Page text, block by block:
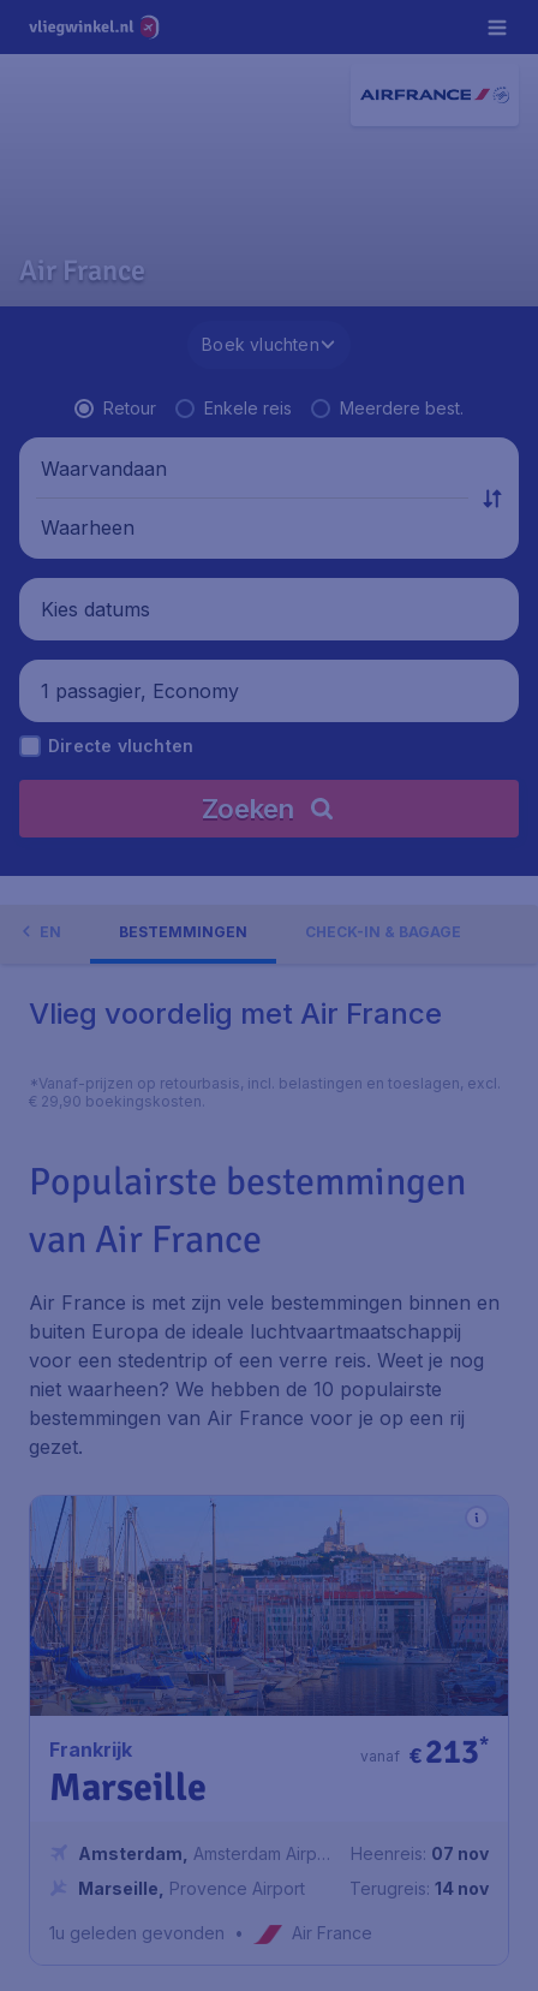
Air France
Boek vluchten
Retour Enkele reis Meerdere best.
Waarvandaan
Waarheen
Kies datums
1 passagier, Economy
Directe vluchten
Zoeken
BESTEMMINGEN CHECK-IN & BAGAGE
Vlieg voordelig met Air France
*Vanaf-prijzen op retourbasis, incl. belastingen en toeslagen, excl.
€ 29,90 boekingskosten.
Populairste bestemmingen
van Air France
Air France is met zijn vele bestemmingen binnen en
buiten Europa de ideale luchtvaartmaatschappij
voor een stedentrip of een verre reis. Weet je nog
niet waarheen? We hebben de 10 populairste
bestemmingen van Air France voor je op een rij
gezet.
Frankrijk
Marseille
€213*
vanaf
Amsterdam
Amsterdam Airport
Schiphol
Marseille Provence Airport
Heenreis: 07 nov
Terugreis: 14 nov
1u geleden gevonden • Air France